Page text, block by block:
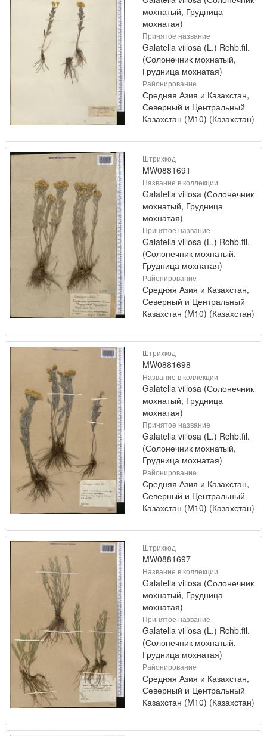
мохнатый, Грудница
мохнатая)
Принятое название
Galatella villosa (L.) Rchb.fil.
(Солонечник мохнатый,
Грудница мохнатая)
Районирование
Средняя Азия и Казахстан,
Северный и Центральный
Казахстан (M10) (Казахстан)
Штрихкод
MW0881691
Название в коллекции
Galatella villosa (Солонечник
мохнатый, Грудница
мохнатая)
Принятое название
Galatella villosa (L.) Rchb.fil.
(Солонечник мохнатый,
Грудница мохнатая)
Районирование
Средняя Азия и Казахстан,
Северный и Центральный
Казахстан (M10) (Казахстан)
Штрихкод
MW0881698
Название в коллекции
Galatella villosa (Солонечник
мохнатый, Грудница
мохнатая)
Принятое название
Galatella villosa (L.) Rchb.fil.
(Солонечник мохнатый,
Грудница мохнатая)
Районирование
Средняя Азия и Казахстан,
Северный и Центральный
Казахстан (M10) (Казахстан)
Штрихкод
MW0881697
Название в коллекции
Galatella villosa (Солонечник
мохнатый, Грудница
мохнатая)
Принятое название
Galatella villosa (L.) Rchb.fil.
(Солонечник мохнатый,
Грудница мохнатая)
Районирование
Средняя Азия и Казахстан,
Северный и Центральный
Казахстан (M10) (Казахстан)